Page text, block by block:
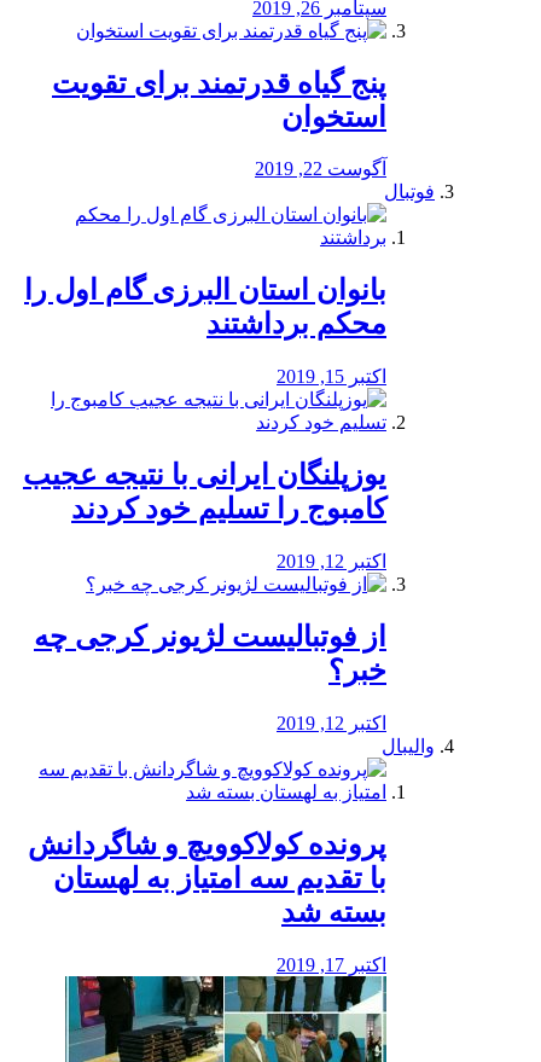
سپتامبر 26, 2019
پنج گیاه قدرتمند برای تقویت
استخوان
آگوست 22, 2019
فوتبال
بانوان استان البرزی گام اول را
محكم برداشتند
اکتبر 15, 2019
یوزپلنگان ایرانی با نتیجه عجیب
کامبوج را تسلیم خود کردند
اکتبر 12, 2019
از فوتبالیست لژیونر کرجی چه
خبر؟
اکتبر 12, 2019
والیبال
پرونده کولاکوویچ و شاگردانش
با تقدیم سه امتیاز به لهستان
بسته شد
اکتبر 17, 2019